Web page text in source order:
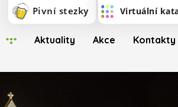
Aktuality Akce Kontakty